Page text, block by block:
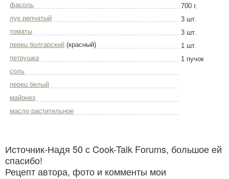
фасоль
700 г.
лук репчатый
3 шт.
томаты
3 шт.
перец болгарский (красный)
1 шт.
петрушка
1 пучок
соль
перец белый
майонез
масло растительное
Источник-Надя 50 с Cook-Talk Forums, большое ей
спасибо!
Рецепт автора, фото и комменты мои